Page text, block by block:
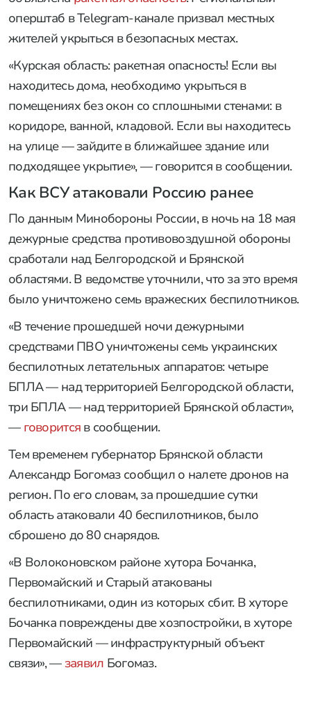
оперштаб в Telegram-канале призвал местных
жителей укрыться в безопасных местах.
«Курская область: ракетная опасность! Если вы
находитесь дома, необходимо укрыться в
помещениях без окон со сплошными стенами: в
коридоре, ванной, кладовой. Если вы находитесь
на улице — зайдите в ближайшее здание или
подходящее укрытие», — говорится в сообщении.
Как ВСУ атаковали Россию ранее
По данным Минобороны России, в ночь на 18 мая
дежурные средства противовоздушной обороны
сработали над Белгородской и Брянской
областями. В ведомстве уточнили, что за это время
было уничтожено семь вражеских беспилотников.
«В течение прошедшей ночи дежурными
средствами ПВО уничтожены семь украинских
беспилотных летательных аппаратов: четыре
БПЛА — над территорией Белгородской области,
три БПЛА — над территорией Брянской области»,
— говорится в сообщении.
Тем временем губернатор Брянской области
Александр Богомаз сообщил о налете дронов на
регион. По его словам, за прошедшие сутки
область атаковали 40 беспилотников, было
сброшено до 80 снарядов.
«В Волоконовском районе хутора Бочанка,
Первомайский и Старый атакованы
беспилотниками, один из которых сбит. В хуторе
Бочанка повреждены две хозпостройки, в хуторе
Первомайский — инфраструктурный объект
связи», — заявил Богомаз.